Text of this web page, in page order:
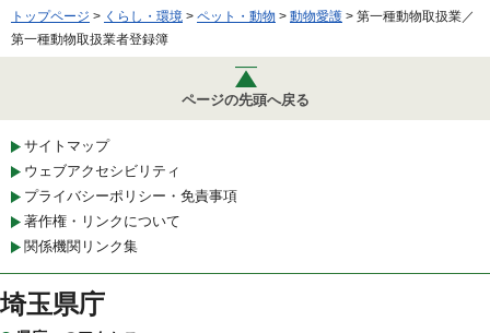
トップページ > くらし・環境 > ペット・動物 > 動物愛護 > 第一種動物取扱業／
第一種動物取扱業者登録簿
ページの先頭へ戻る
サイトマップ
ウェブアクセシビリティ
プライバシーポリシー・免責事項
著作権・リンクについて
関係機関リンク集
埼玉県庁